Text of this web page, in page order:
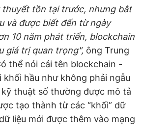
điện thoại
thuyết tồn tại trước, nhưng bắt
và được biết đến từ ngày
10 năm phát triển, blockchain
giá trị quan trọng", ông Trung
thể nói cái tên blockchain -
khối hầu như không phải ngẫu
kỹ thuật số thường được mô tả
tạo thành từ các “khối” dữ
liệu mới được thêm vào mạng